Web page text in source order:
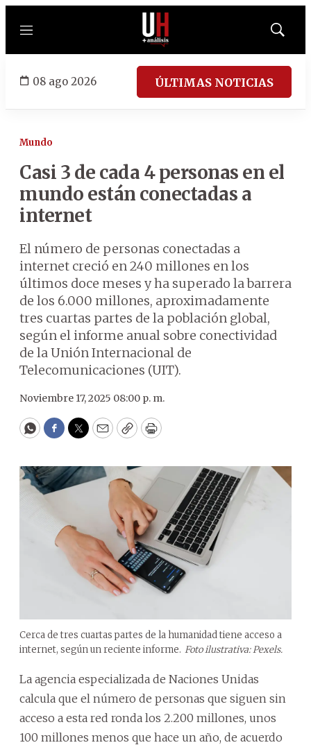
Menú
Mostrar
08 ago 2026 ÚLTIMAS NOTICIAS
Mundo
Casi 3 de cada 4 personas en el
mundo están conectadas a
internet
El número de personas conectadas a
internet creció en 240 millones en los
últimos doce meses y ha superado la barrera
de los 6.000 millones, aproximadamente
tres cuartas partes de la población global,
según el informe anual sobre conectividad
de la Unión Internacional de
Telecomunicaciones (UIT).
Noviembre 17, 2025 08:00 p. m.
WhatsApp
Facebook
Twitter
EmailCopyPrint
Cerca de tres cuartas partes de la humanidad tiene acceso a
internet, según un reciente informe. Foto ilustrativa: Pexels.
La agencia especializada de Naciones Unidas
calcula que el número de personas que siguen sin
acceso a esta red ronda los 2.200 millones, unos
100 millones menos que hace un año, de acuerdo